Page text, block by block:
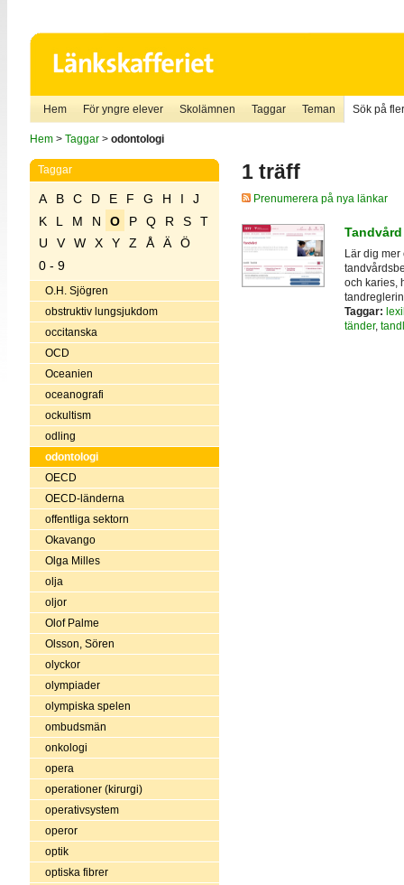
Hem För yngre elever Skolämnen Taggar Teman Sök på
Hem> Taggar> odontologi
Taggar
A B C D E F G H I
J
K
L M N O P Q R S
T
U
V W X Y Z Å Ä
Ö
0 - 9
O.H. Sjögren
obstruktiv lungsjukdom
occitanska
OCD
Oceanien
oceanografi
ockultism
odling
odontologi
OECD
OECD-länderna
offentliga sektorn
Okavango
Olga Milles
olja
oljor
Olof Palme
Olsson, Sören
olyckor
olympiader
olympiska spelen
ombudsmän
onkologi
opera
operationer (kirurgi)
operativsystem
operor
optik
optiska fibrer
1 träff
Prenumerera på nya länkar
Tandvård
Lär dig mer
och karies,
Taggar:
tänder,